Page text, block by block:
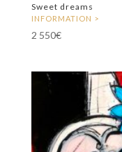
Sweet dreams
2 550€